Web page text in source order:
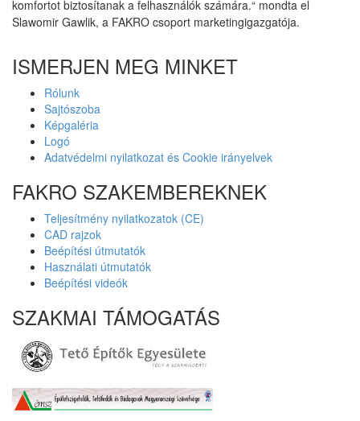
komfortot biztosítanak a felhasználók számára.“ mondta el
Slawomir Gawlik, a FAKRO csoport marketingigazgatója.
ISMERJEN MEG MINKET
Rólunk
Sajtószoba
Képgaléria
Logó
Adatvédelmi nyilatkozat és Cookie irányelvek
FAKRO SZAKEMBEREKNEK
Teljesítmény nyilatkozatok (CE)
CAD rajzok
Beépítési útmutatók
Használati útmutatók
Beépítési videók
SZAKMAI TÁMOGATÁS